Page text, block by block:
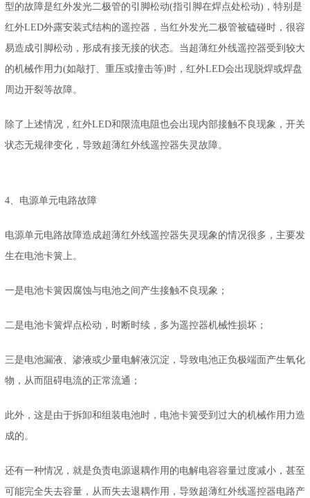
型的故障是红外发光二极管的引脚松动(指引脚在焊点处松动)，特别是
红外LED外露安装式结构的遥控器，当红外发光二极管被磕碰时，很容
易造成引脚松动，形成有接无接的状态。当超薄红外线遥控器受到较大
的机械作用力(如敲打、重压或撞击等)时，红外LED会出现脱焊或焊盘
周边开裂等故障。
除了上述情况，红外LED和限流电阻也会出现内部接触不良现象，开关
状态无规律变化，导致超薄红外线遥控器失灵故障。
4、电源单元电路故障
电源单元电路故障造成超薄红外线遥控器失灵现象的情况很多，主要发
生在电池卡簧上。
一是电池卡簧因腐蚀与电池之间产生接触不良现象；
二是电池卡簧焊点松动，时断时续，多为遥控器机械性损坏；
三是电池漏液、渗液或少量电解液沉淀，导致电池正负极端面产生氧化
物，从而阻碍电流的正常流通；
此外，这是由于拆卸和组装电池时，电池卡簧受到过大的机械作用力造
成的。
还有一种情况，就是负责电源退耦作用的电解电容容量过度减小，甚至
可能完全失去容量，从而失去退耦作用，导致超薄红外线遥控器电路产